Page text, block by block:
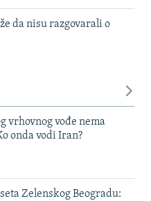
da nisu razgovarali o
vrhovnog vođe nema
onda vodi Iran?
Zelenskog Beogradu: